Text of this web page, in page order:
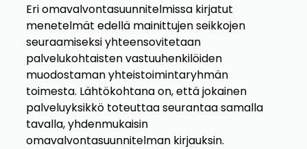
Eri omavalvontasuunnitelmissa kirjatut
menetelmät edellä mainittujen seikkojen
seuraamiseksi yhteensovitetaan
palvelukohtaisten vastuuhenkilöiden
muodostaman yhteistoimintaryhmän
toimesta. Lähtökohtana on, että jokainen
palveluyksikkö toteuttaa seurantaa samalla
tavalla, yhdenmukaisin
omavalvontasuunnitelman kirjauksin.